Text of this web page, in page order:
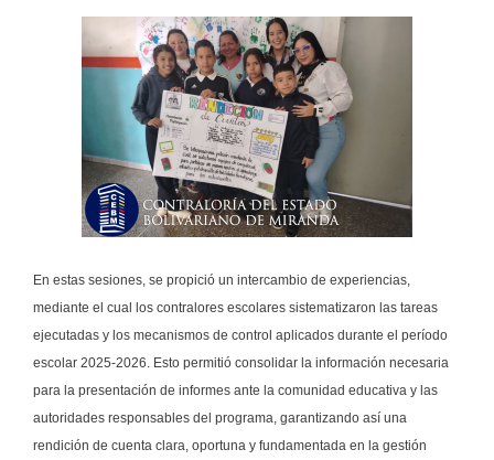
En estas sesiones, se propició un intercambio de experiencias,
mediante el cual los contralores escolares sistematizaron las tareas
ejecutadas y los mecanismos de control aplicados durante el período
escolar 2025-2026. Esto permitió consolidar la información necesaria
para la presentación de informes ante la comunidad educativa y las
autoridades responsables del programa, garantizando así una
rendición de cuenta clara, oportuna y fundamentada en la gestión